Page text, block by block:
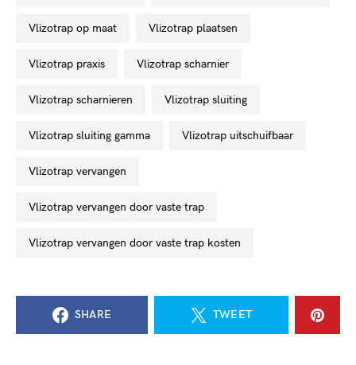
vlizotrap op maat vlizotrap plaatsen
vlizotrap praxis vlizotrap scharnier
vlizotrap scharnieren vlizotrap sluiting
vlizotrap sluiting gamma vlizotrap uitschuifbaar
vlizotrap vervangen
vlizotrap vervangen door vaste trap
vlizotrap vervangen door vaste trap kosten
SHARE TWEET